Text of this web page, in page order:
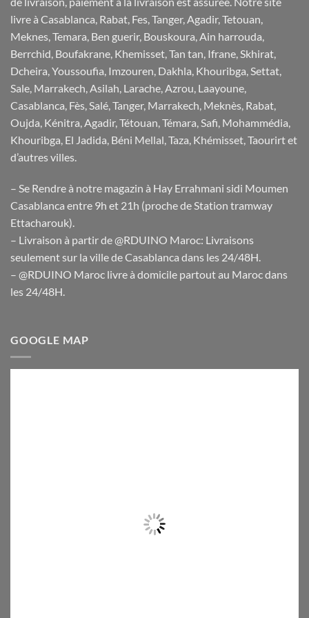
livre à Casablanca, Rabat, Fes, Tanger, Agadir, Tetouan,
Meknes, Temara, Ben guerir, Bouskoura, Ain harrouda,
Berrchid, Boufakrane, Khemisset, Tan tan, Ifrane, Skhirat,
Dcheira, Youssoufia, Imzouren, Dakhla, Khouribga, Settat,
Sale, Marrakech, Asilah, Larache, Azrou, Laayoune,
Casablanca, Fès, Salé, Tanger, Marrakech, Meknès, Rabat,
Oujda, Kénitra, Agadir, Tétouan, Témara, Safi, Mohammédia,
Khouribga, El Jadida, Béni Mellal, Taza, Khémisset, Taourirt et
d’autres villes.
– Se Rendre à notre magazin à Hay Errahmani sidi Moumen
Casablanca entre 9h et 21h (proche de Station tramway
Ettacharouk).
– Livraison à partir de @RDUINO Maroc: Livraisons
seulement sur la ville de Casablanca dans les 24/48H.
– @RDUINO Maroc livre à domicile partout au Maroc dans
les 24/48H.
GOOGLE MAP